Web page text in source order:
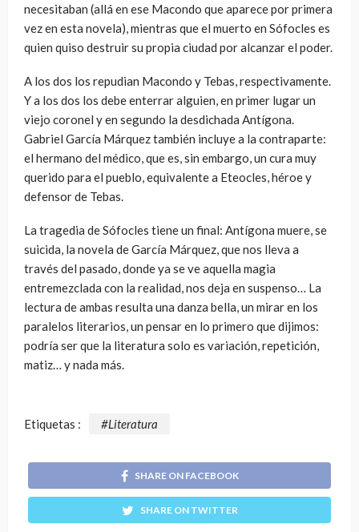
necesitaban (allá en ese Macondo que aparece por primera
vez en esta novela), mientras que el muerto en Sófocles es
quien quiso destruir su propia ciudad por alcanzar el poder.
A los dos los repudian Macondo y Tebas, respectivamente.
Y a los dos los debe enterrar alguien, en primer lugar un
viejo coronel y en segundo la desdichada Antígona.
Gabriel García Márquez también incluye a la contraparte:
el hermano del médico, que es, sin embargo, un cura muy
querido para el pueblo, equivalente a Eteocles, héroe y
defensor de Tebas.
La tragedia de Sófocles tiene un final: Antígona muere, se
suicida, la novela de García Márquez, que nos lleva a
través del pasado, donde ya se ve aquella magia
entremezclada con la realidad, nos deja en suspenso… La
lectura de ambas resulta una danza bella, un mirar en los
paralelos literarios, un pensar en lo primero que dijimos:
podría ser que la literatura solo es variación, repetición,
matiz… y nada más.
Etiquetas : #Literatura
SHARE ON FACEBOOK
SHARE ON TWITTER